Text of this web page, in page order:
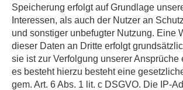
Speicherung erfolgt auf Grundlage
Interessen, als auch der Nutzer an
und sonstiger unbefugter Nutzung. Eine
dieser Daten an Dritte erfolgt
sie ist zur Verfolgung unserer Ansprüche
es besteht hierzu besteht eine
gem. Art. 6 Abs. 1 lit. c DSGVO. Die IP-